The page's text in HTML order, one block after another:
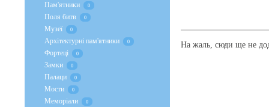
На жаль, сюди ще не
Пам'ятники 0
Поля битв 0
Музеї 0
Архітектурні пам'ятники 0
Фортеці 0
Замки 0
Палаци 0
Мости 0
Меморіали 0